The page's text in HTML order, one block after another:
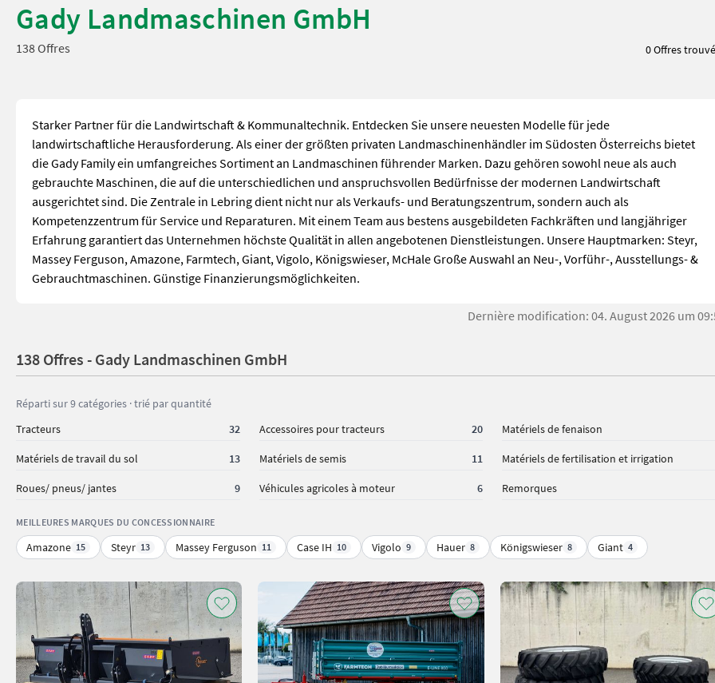
Gady Landmaschinen GmbH
138 Offres 0 Offres
Starker Partner für die Landwirtschaft & Kommunaltechnik. Entdecken Sie unsere neuesten Modelle für jede
landwirtschaftliche Herausforderung. Als einer der größten privaten Landmaschinenhändler im Südosten Österreichs bietet
die Gady Family ein umfangreiches Sortiment an Landmaschinen führender Marken. Dazu gehören sowohl neue als auch
gebrauchte Maschinen, die auf die unterschiedlichen und anspruchsvollen Bedürfnisse der modernen Landwirtschaft
ausgerichtet sind. Die Zentrale in Lebring dient nicht nur als Verkaufs- und Beratungszentrum, sondern auch als
Kompetenzzentrum für Service und Reparaturen. Mit einem Team aus bestens ausgebildeten Fachkräften und langjähriger
Erfahrung garantiert das Unternehmen höchste Qualität in allen angebotenen Dienstleistungen. Unsere Hauptmarken: Steyr,
Massey Ferguson, Amazone, Farmtech, Giant, Vigolo, Königswieser, McHale Große Auswahl an Neu-, Vorführ-, Ausstellungs- &
Gebrauchtmaschinen. Günstige Finanzierungsmöglichkeiten.
Dernière modification: 04. August 2026 um
138 Offres - Gady Landmaschinen GmbH
Réparti sur 9 catégories · trié par quantité
Tracteurs
32 Accessoires pour tracteurs 20 Matériels de fenaison
Matériels de travail du sol 13 Matériels de semis 11 Matériels de fertilisation et irrigation
Roues/ pneus/ jantes 9 Véhicules agricoles à moteur 6 Remorques
MEILLEURES MARQUES DU CONCESSIONNAIRE
Amazone 15 Steyr 13 Massey Ferguson 11 Case IH 10 Vigolo 9 Hauer 8 Königswieser 8 Giant 4